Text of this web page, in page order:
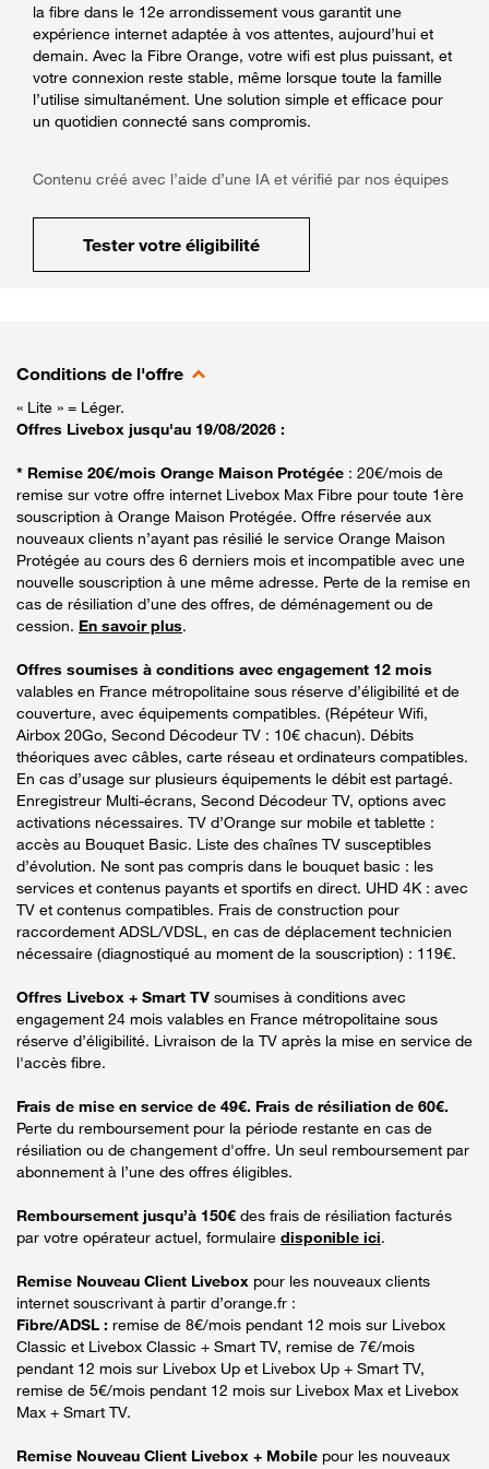
la fibre dans le 12e arrondissement vous garantit une
expérience internet adaptée à vos attentes, aujourd’hui et
demain. Avec la Fibre Orange, votre wifi est plus puissant, et
votre connexion reste stable, même lorsque toute la famille
l’utilise simultanément. Une solution simple et efficace pour
un quotidien connecté sans compromis.
Contenu créé avec l’aide d’une IA et vérifié par nos équipes
Tester votre éligibilité
Conditions de l'offre
« Lite » = Léger.
Offres Livebox jusqu'au 19/08/2026 :
* Remise 20€/mois Orange Maison Protégée : 20€/mois de
remise sur votre offre internet Livebox Max Fibre pour toute 1ère
souscription à Orange Maison Protégée. Offre réservée aux
nouveaux clients n’ayant pas résilié le service Orange Maison
Protégée au cours des 6 derniers mois et incompatible avec une
nouvelle souscription à une même adresse. Perte de la remise en
cas de résiliation d’une des offres, de déménagement ou de
cession. En savoir plus.
Offres soumises à conditions avec engagement 12 mois
valables en France métropolitaine sous réserve d’éligibilité et de
couverture, avec équipements compatibles. (Répéteur Wifi,
Airbox 20Go, Second Décodeur TV : 10€ chacun). Débits
théoriques avec câbles, carte réseau et ordinateurs compatibles.
En cas d’usage sur plusieurs équipements le débit est partagé.
Enregistreur Multi-écrans, Second Décodeur TV, options avec
activations nécessaires. TV d’Orange sur mobile et tablette :
accès au Bouquet Basic. Liste des chaînes TV susceptibles
d’évolution. Ne sont pas compris dans le bouquet basic : les
services et contenus payants et sportifs en direct. UHD 4K : avec
TV et contenus compatibles. Frais de construction pour
raccordement ADSL/VDSL, en cas de déplacement technicien
nécessaire (diagnostiqué au moment de la souscription) : 119€.
Offres Livebox + Smart TV soumises à conditions avec
engagement 24 mois valables en France métropolitaine sous
réserve d’éligibilité. Livraison de la TV après la mise en service de
l'accès fibre.
Frais de mise en service de 49€. Frais de résiliation de 60€.
Perte du remboursement pour la période restante en cas de
résiliation ou de changement d'offre. Un seul remboursement par
abonnement à l’une des offres éligibles.
Remboursement jusqu’à 150€ des frais de résiliation facturés
par votre opérateur actuel, formulaire disponible ici.
Remise Nouveau Client Livebox pour les nouveaux clients
internet souscrivant à partir d’orange.fr :
Fibre/ADSL : remise de 8€/mois pendant 12 mois sur Livebox
Classic et Livebox Classic + Smart TV, remise de 7€/mois
pendant 12 mois sur Livebox Up et Livebox Up + Smart TV,
remise de 5€/mois pendant 12 mois sur Livebox Max et Livebox
Max + Smart TV.
Remise Nouveau Client Livebox + Mobile pour les nouveaux